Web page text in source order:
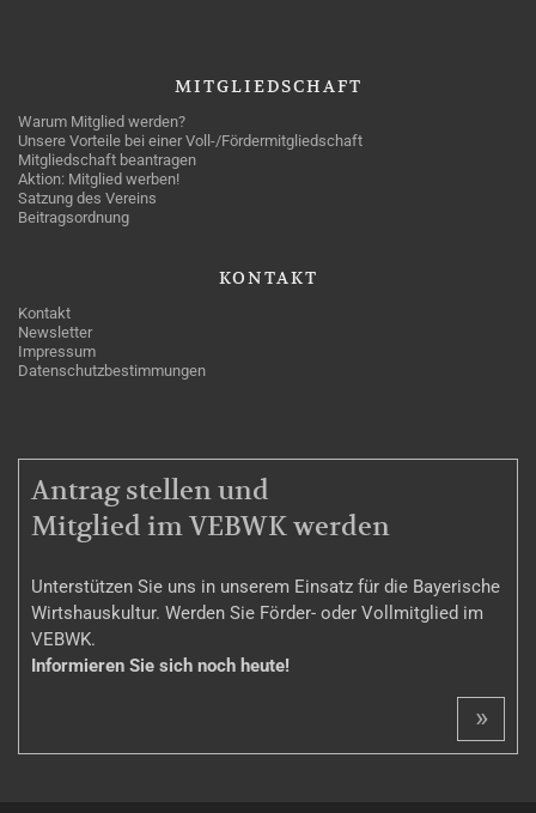
MITGLIEDSCHAFT
Warum Mitglied werden?
Unsere Vorteile bei einer Voll-/Fördermitgliedschaft
Mitgliedschaft beantragen
Aktion: Mitglied werben!
Satzung des Vereins
Beitragsordnung
KONTAKT
Kontakt
Newsletter
Impressum
Datenschutzbestimmungen
MITGLIEDSCHAFT
Antrag stellen und
Mitglied im VEBWK werden
Unterstützen Sie uns in unserem Einsatz für die Bayerische
Wirtshauskultur. Werden Sie Förder- oder Vollmitglied im
VEBWK.
Informieren Sie sich noch heute!
»